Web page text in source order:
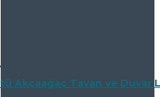
Akçaağaç Tavan ve Duvar